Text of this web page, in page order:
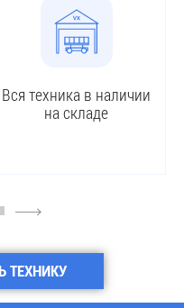
Вся техника в наличии
на складе
6
ТЕХНИКУ